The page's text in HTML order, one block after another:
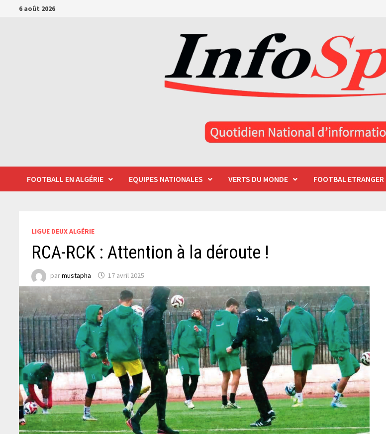
Passer6 août 2026
FOOTBALL EN ALGÉRIE EQUIPES NATIONALES VERTS DU MONDE FOOTBAL ETRANGER
LIGUE DEUX ALGÉRIE
RCA-RCK : Attention à la déroute !
parmustapha 17 avril 2025